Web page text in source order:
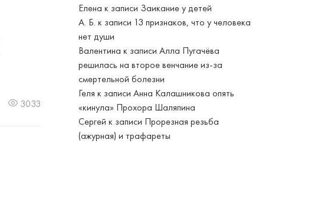
Елена к записи Заикание у детей
А. Б. к записи 13 признаков, что у человека
нет души
Валентина к записиАлла Пугачёва
решилась на второе венчание из-за
смертельной болезни
Геля к записиАнна Калашникова опять
«кинула» Прохора Шаляпина
Сергей к записи Прорезная резьба
(ажурная) и трафареты
3033